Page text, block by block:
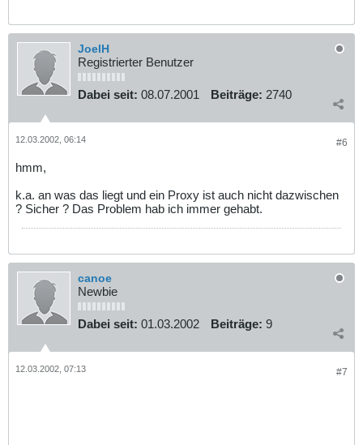
JoelH
Registrierter Benutzer
Dabei seit: 08.07.2001 Beiträge: 2740
#6
12.03.2002, 06:14
hmm,
k.a. an was das liegt und ein Proxy ist auch nicht dazwischen
? Sicher ? Das Problem hab ich immer gehabt.
canoe
Newbie
Dabei seit: 01.03.2002 Beiträge: 9
#7
12.03.2002, 07:13